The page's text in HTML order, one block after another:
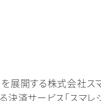
を展開する株式会社
済サービス「スマレ